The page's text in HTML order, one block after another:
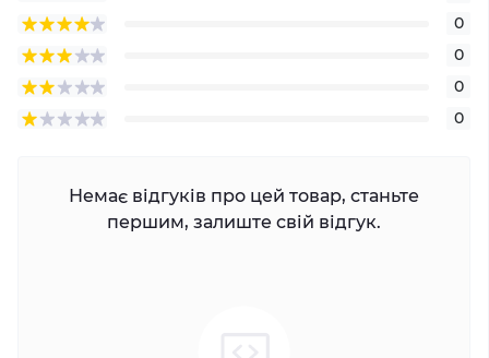
0
0
0
0
Немає відгуків про цей товар, станьте
першим, залиште свій відгук.